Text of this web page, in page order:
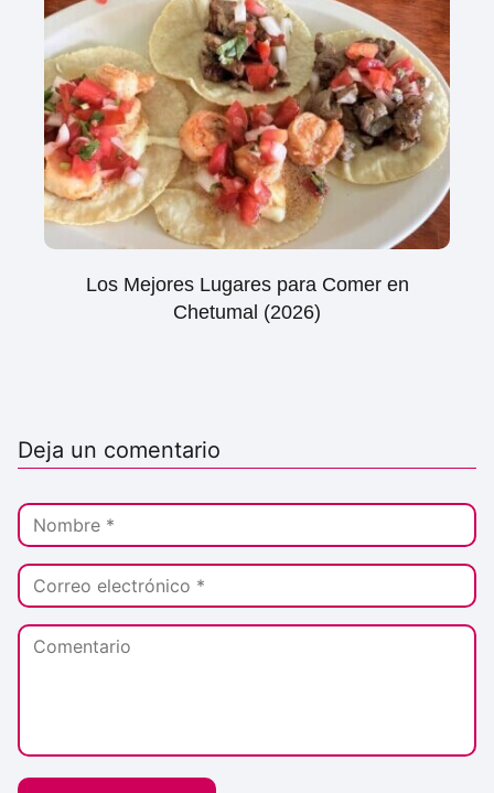
Los Mejores Lugares para Comer en
Chetumal (2026)
Deja un comentario